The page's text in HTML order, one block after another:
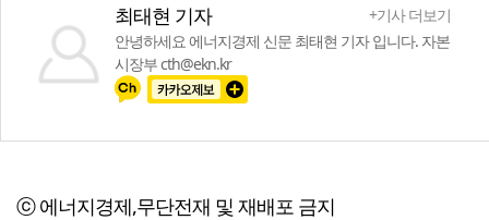
최태현 기자
+기사 더보기
안녕하세요 에너지경제 신문 최태현 기자 입니다. 자본
시장부 cth@ekn.kr
ⓒ 에너지경제,무단전재 및 재배포 금지